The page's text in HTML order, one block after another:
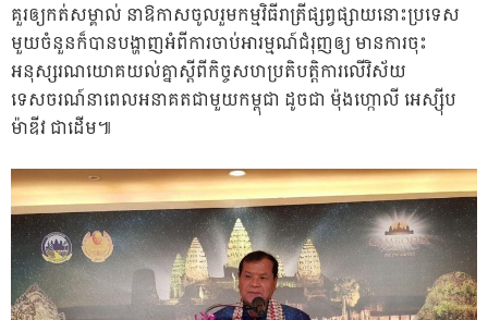
គួរឲ្យកត់សម្គាល់ នាឱកាសចូលរួមកម្មវិធីរាត្រីផ្សព្វផ្សាយនោះប្រទេស
មួយចំនួនក៏បានបង្ហាញអំពីការចាប់អារម្មណ៍ជំរុញឲ្យ មានការចុះ
អនុស្សរណយោគយល់គ្នាស្ដីពីកិច្ចសហប្រតិបត្តិការលើវិស័យ
ទេសចរណ៍នាពេលអនាគតជាមួយកម្ពុជា ដូចជា ម៉ុងហ្កោលី អេស្ស៊ីប
ម៉ាឌីវ ជាដើម៕